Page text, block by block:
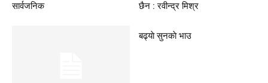
सार्वजनिक
छैन : रवीन्द्र मिश्र
बढ्याे सुनकाे भाउ